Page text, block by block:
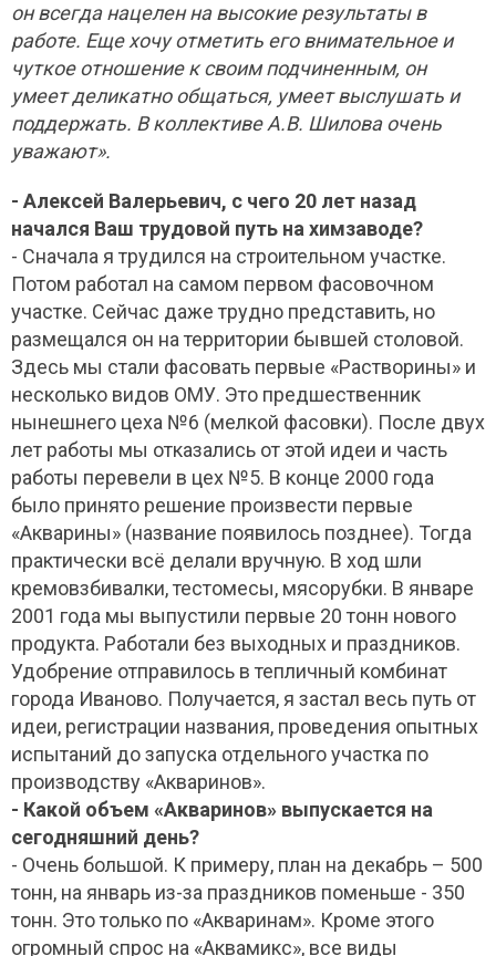
он всегда нацелен на высокие результаты в
работе. Еще хочу отметить его внимательное и
чуткое отношение к своим подчиненным, он
умеет деликатно общаться, умеет выслушать и
поддержать. В коллективе А.В. Шилова очень
уважают».
- Алексей Валерьевич, с чего 20 лет назад
начался Ваш трудовой путь на химзаводе?
- Сначала я трудился на строительном участке.
Потом работал на самом первом фасовочном
участке. Сейчас даже трудно представить, но
размещался он на территории бывшей столовой.
Здесь мы стали фасовать первые «Растворины» и
несколько видов ОМУ. Это предшественник
нынешнего цеха №6 (мелкой фасовки). После двух
лет работы мы отказались от этой идеи и часть
работы перевели в цех №5. В конце 2000 года
было принято решение произвести первые
«Акварины» (название появилось позднее). Тогда
практически всё делали вручную. В ход шли
кремовзбивалки, тестомесы, мясорубки. В январе
2001 года мы выпустили первые 20 тонн нового
продукта. Работали без выходных и праздников.
Удобрение отправилось в тепличный комбинат
города Иваново. Получается, я застал весь путь от
идеи, регистрации названия, проведения опытных
испытаний до запуска отдельного участка по
производству «Акваринов».
- Какой объем «Акваринов» выпускается на
сегодняшний день?
- Очень большой. К примеру, план на декабрь – 500
тонн, на январь из-за праздников поменьше - 350
тонн. Это только по «Акваринам». Кроме этого
огромный спрос на «Аквамикс», все виды